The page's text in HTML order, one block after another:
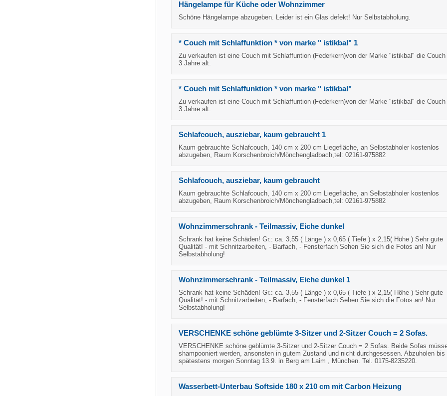
Hängelampe für Küche oder Wohnzimmer
Schöne Hängelampe abzugeben. Leider ist ein Glas defekt! Nur Selbstabholung.
* Couch mit Schlaffunktion * von marke " istikbal" 1
Zu verkaufen ist eine Couch mit Schlaffuntion (Federkern)von der Marke "istikbal" die
3 Jahre alt.
* Couch mit Schlaffunktion * von marke " istikbal"
Zu verkaufen ist eine Couch mit Schlaffuntion (Federkern)von der Marke "istikbal" die
3 Jahre alt.
Schlafcouch, ausziebar, kaum gebraucht 1
Kaum gebrauchte Schlafcouch, 140 cm x 200 cm Liegefläche, an Selbstabholer kostenlos
abzugeben, Raum Korschenbroich/Mönchengladbach,tel: 02161-975882
Schlafcouch, ausziebar, kaum gebraucht
Kaum gebrauchte Schlafcouch, 140 cm x 200 cm Liegefläche, an Selbstabholer kostenlos
abzugeben, Raum Korschenbroich/Mönchengladbach,tel: 02161-975882
Wohnzimmerschrank - Teilmassiv, Eiche dunkel
Schrank hat keine Schäden! Gr.: ca. 3,55 ( Länge ) x 0,65 ( Tiefe ) x 2,15( Höhe ) Sehr gute
Qualität! - mit Schnitzarbeiten, - Barfach, - Fensterfach Sehen Sie sich die Fotos an! Nur
Selbstabholung!
Wohnzimmerschrank - Teilmassiv, Eiche dunkel 1
Schrank hat keine Schäden! Gr.: ca. 3,55 ( Länge ) x 0,65 ( Tiefe ) x 2,15( Höhe ) Sehr gute
Qualität! - mit Schnitzarbeiten, - Barfach, - Fensterfach Sehen Sie sich die Fotos an! Nur
Selbstabholung!
VERSCHENKE schöne geblümte 3-Sitzer und 2-Sitzer Couch = 2 Sofas.
VERSCHENKE schöne geblümte 3-Sitzer und 2-Sitzer Couch = 2 Sofas. Beide Sofas
shampooniert werden, ansonsten in gutem Zustand und nicht durchgesessen. Abzuholen bis
spätestens morgen Sonntag 13.9. in Berg am Laim , München. Tel. 0175-8235220.
Wasserbett-Unterbau Softside 180 x 210 cm mit Carbon Heizung